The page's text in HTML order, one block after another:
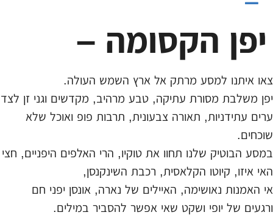
יפן הקסומה –
צאו איתנו למסע מרתק אל ארץ השמש העולה.
יפן משלבת מסורת עתיקה, טבע מרהיב, מקדשים וגני זן לצד
ערים עתידניות, תאורה צבעונית, תרבות פופ ואוכל שלא
שוכחים.
במסע הבוטיק שלנו תחוו את טוקיו, הרי האלפים היפניים, חצי
האי איזו, קיוטו הקלאסית, רכבת השינקנסן,
אי האמנות נאושימה, האיילים של נארה, אונסן יפני חם
ורגעים של יופי ושקט שאי אפשר להסביר במילים.